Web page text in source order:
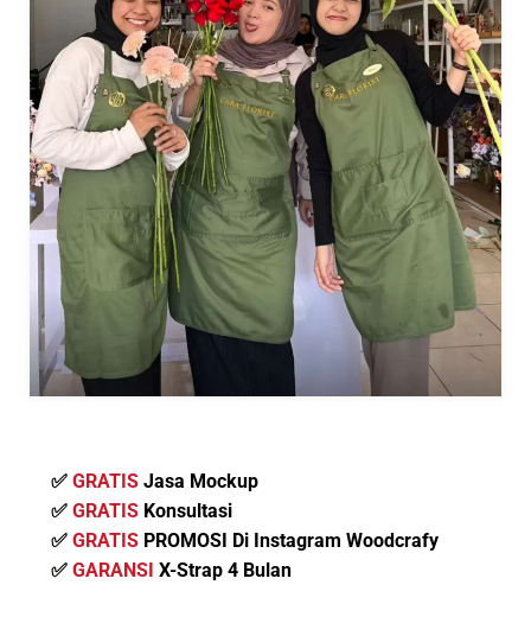
✅ GRATIS Jasa Mockup
✅ GRATIS Konsultasi
✅ GRATIS PROMOSI Di Instagram Woodcrafy
✅ GARANSI X-Strap 4 Bulan